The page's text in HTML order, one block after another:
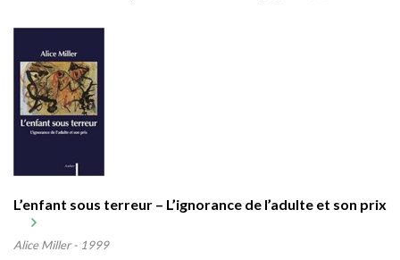
L’enfant sous terreur – L’ignorance de l’adulte et son prix
Alice Miller - 1999